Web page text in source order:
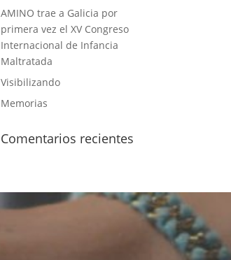
AMINO trae a Galicia por
primera vez el XV Congreso
Internacional de Infancia
Maltratada
Visibilizando
Memorias
Comentarios recientes